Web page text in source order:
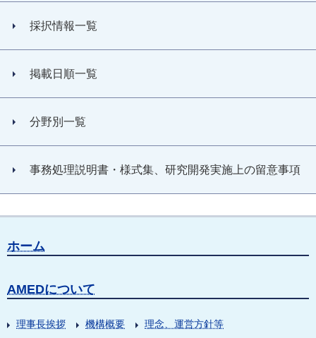
採択情報一覧
掲載日順一覧
分野別一覧
事務処理説明書・様式集、研究開発実施上の留意事項
ホーム
AMEDについて
理事長挨拶 機構概要
理念、運営方針等